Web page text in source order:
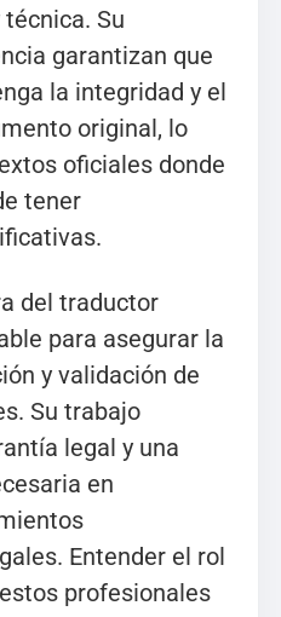
Su
garantizan que
la integridad y el
original, lo
oficiales donde
tener
del traductor
para asegurar la
y validación de
Su trabajo
legal y una
en
Entender el rol
profesionales